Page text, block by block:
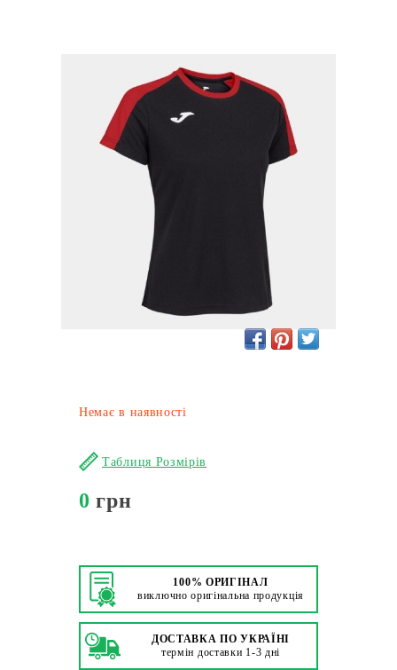
Немає в наявності
Таблиця Розмірів
0 грн
100% ОРИГІНАЛ
виключно оригінальна продукція
ДОСТАВКА ПО УКРАЇНІ
термін доставки 1-3 дні